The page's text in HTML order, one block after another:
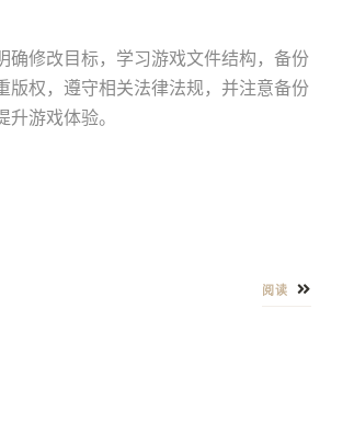
确修改目标，学习游戏文件结构，备份
版权，遵守相关法律法规，并注意备份
游戏体验。
阅读